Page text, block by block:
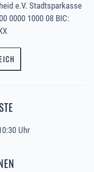
e.V. Stadtsparkasse
0000 1000 08 BIC:
Uhr